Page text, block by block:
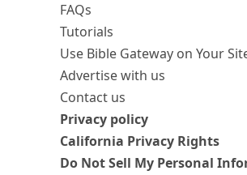
FAQs
Tutorials
Use Bible Gateway on Your
Advertise with us
Contact us
Privacy policy
California Privacy Rights
Do Not Sell My Personal